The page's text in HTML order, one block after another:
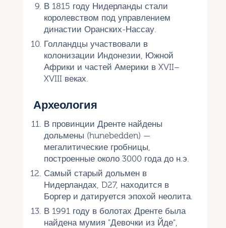
В 1815 году Нидерланды стали
королевством под управлением
династии Оранских-Нассау.
Голландцы участвовали в
колонизации Индонезии, Южной
Африки и частей Америки в XVII–
XVIII веках.
Археология
В провинции Дренте найдены
дольмены (hunebedden) —
мегалитические гробницы,
построенные около 3000 года до н.э.
Самый старый дольмен в
Нидерландах, D27, находится в
Боргер и датируется эпохой неолита.
В 1991 году в болотах Дренте была
найдена мумия "Девочки из Йде",